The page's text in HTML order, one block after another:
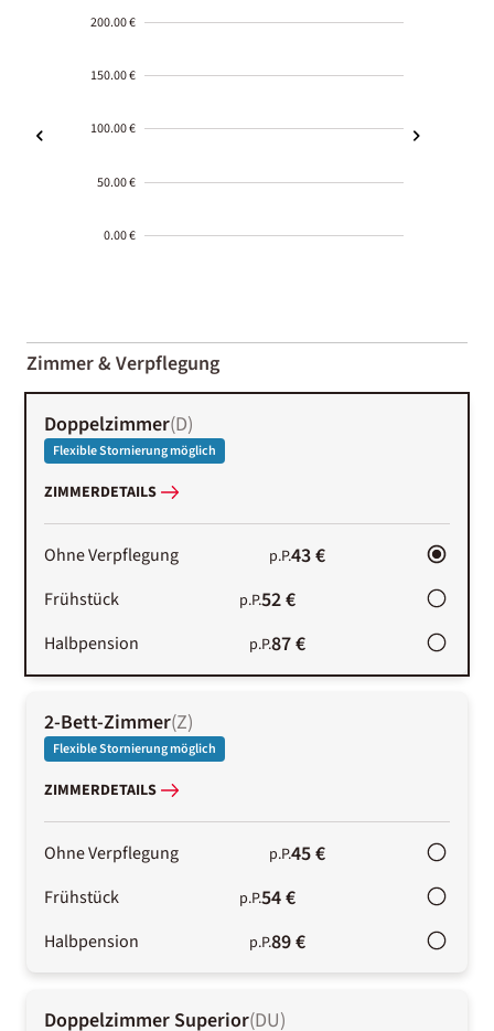
200.00 €
150.00 €
100.00 €
50.00 €
0.00 €
01-02
Zimmer & Verpflegung
Doppelzimmer(D)
Flexible Stornierung möglich
ZIMMERDETAILS
Ohne Verpflegung p.P.43 €
Frühstück p.P.52 €
Halbpension p.P.87 €
2-Bett-Zimmer(Z)
Flexible Stornierung möglich
ZIMMERDETAILS
Ohne Verpflegung p.P.45 €
Frühstück p.P.54 €
Halbpension p.P.89 €
Doppelzimmer Superior(DU)